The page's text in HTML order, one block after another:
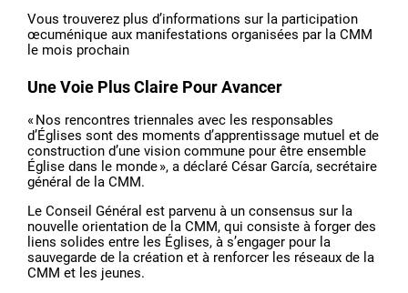
Vous trouverez plus d’informations sur la participation
œcuménique aux manifestations organisées par la CMM
le mois prochain
Une Voie Plus Claire Pour Avancer
« Nos rencontres triennales avec les responsables
d’Églises sont des moments d’apprentissage mutuel et de
construction d’une vision commune pour être ensemble
Église dans le monde », a déclaré César García, secrétaire
général de la CMM.
Le Conseil Général est parvenu à un consensus sur la
nouvelle orientation de la CMM, qui consiste à forger des
liens solides entre les Églises, à s’engager pour la
sauvegarde de la création et à renforcer les réseaux de la
CMM et les jeunes.